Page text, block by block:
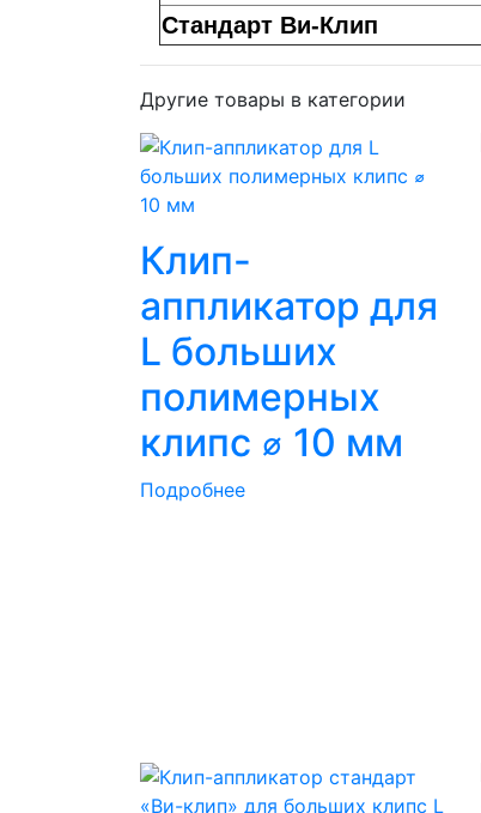
Стандарт Ви-Клип
Другие товары в категории
Клип-
аппликатор для
L больших
полимерных
клипс ⌀ 10 мм
Подробнее